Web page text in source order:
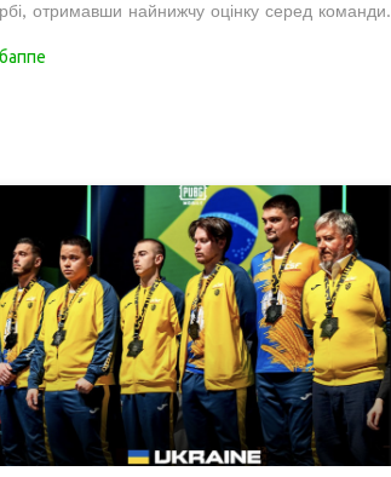
отримавши найнижчу оцінку серед команди.